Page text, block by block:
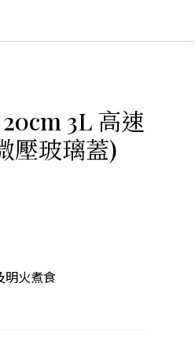
3L 高速
壓玻璃蓋)
明火煮食